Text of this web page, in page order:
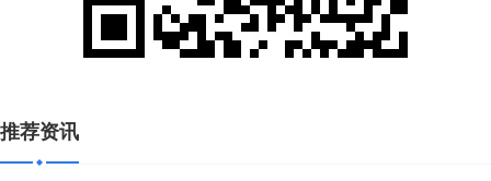
推荐资讯